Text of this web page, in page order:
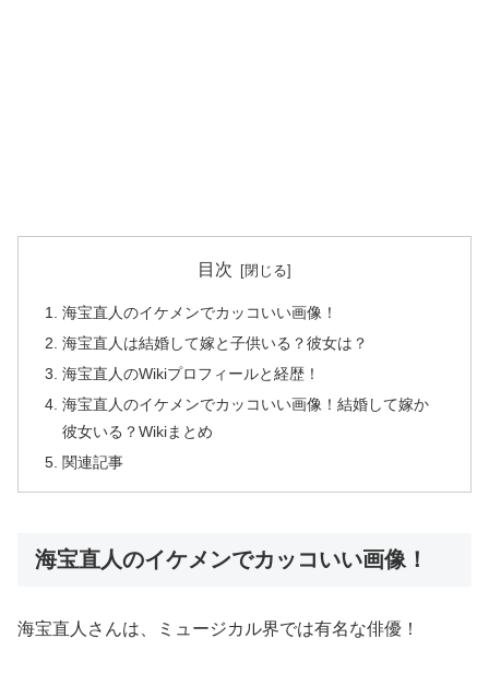
目次
海宝直人のイケメンでカッコいい画像！
海宝直人は結婚して嫁と子供いる？彼女は？
海宝直人のWikiプロフィールと経歴！
海宝直人のイケメンでカッコいい画像！結婚して嫁か
彼女いる？Wikiまとめ
関連記事
海宝直人のイケメンでカッコいい画像！
海宝直人さんは、ミュージカル界では有名な俳優！